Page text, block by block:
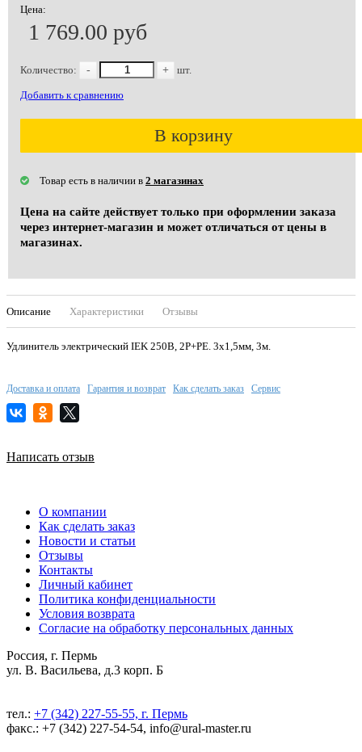
Цена:
1 769.00 руб
Количество: - + шт.
Добавить к сравнению
В корзину
Товар есть в наличии в 2 магазинах
Цена на сайте действует только при оформлении заказа
через интернет-магазин и может отличаться от цены в
магазинах.
Описание Характеристики Отзывы
Удлинитель электрический IEK 250В, 2Р+РЕ. 3х1,5мм, 3м.
Доставка и оплата Гарантия и возврат Как сделать заказ Сервис
Написать отзыв
О компании
Как сделать заказ
Новости и статьи
Отзывы
Контакты
Личный кабинет
Политика конфиденциальности
Условия возврата
Согласие на обработку персональных данных
Россия, г. Пермь
ул. В. Васильева, д.3 корп. Б
тел.: +7 (342) 227-55-55, г. Пермь
факс.: +7 (342) 227-54-54, info@ural-master.ru